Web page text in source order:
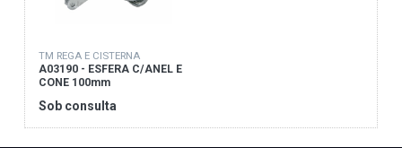
TM REGA E CISTERNA
A03190 - ESFERA C/ANEL E
CONE 100mm
Sob consulta